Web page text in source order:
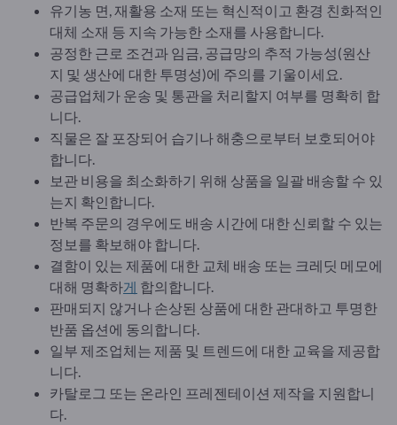
유기농 면, 재활용 소재 또는 혁신적이고 환경 친화적인
대체 소재 등 지속 가능한 소재를 사용합니다.
공정한 근로 조건과 임금, 공급망의 추적 가능성(원산
지 및 생산에 대한 투명성)에 주의를 기울이세요.
공급업체가 운송 및 통관을 처리할지 여부를 명확히 합
니다.
직물은 잘 포장되어 습기나 해충으로부터 보호되어야
합니다.
보관 비용을 최소화하기 위해 상품을 일괄 배송할 수 있
는지 확인합니다.
반복 주문의 경우에도 배송 시간에 대한 신뢰할 수 있는
정보를 확보해야 합니다.
결함이 있는 제품에 대한 교체 배송 또는 크레딧 메모에
대해 명확하게 합의합니다.
판매되지 않거나 손상된 상품에 대한 관대하고 투명한
반품 옵션에 동의합니다.
일부 제조업체는 제품 및 트렌드에 대한 교육을 제공합
니다.
카탈로그 또는 온라인 프레젠테이션 제작을 지원합니
다.